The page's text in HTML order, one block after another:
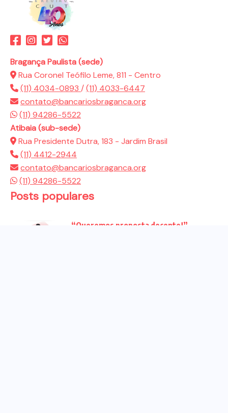
Bragança Paulista (sede)
Rua Coronel Teófilo Leme, 811 - Centro
(11) 4034-0893 /(11) 4033-6447
contato@bancariosbraganca.org
(11) 94286-5522
Atibaia (sub-sede)
Rua Presidente Dutra, 183 - Jardim Brasil
(11) 4412-2944
contato@bancariosbraganca.org
(11) 94286-5522
Posts populares
“Queremos proposta decente!”